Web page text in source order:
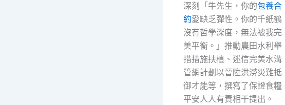
深刻「牛先生，你的包養合
約愛缺乏彈性。你的千紙鶴
沒有哲學深度，無法被我完
美平衡。」推動農田水利舉
措措施扶植、迷信完美水溝
管網計劃以晉陞洪澇災難抵
御才能等，撰寫了保證食糧
平安人人有責相干提出。